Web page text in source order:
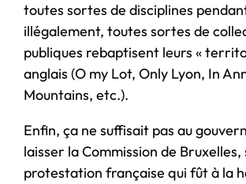
toutes sortes de disciplines
illégalement, toutes sortes de
publiques rebaptisent leurs «
anglais (O my Lot, Only Lyon, In
Mountains, etc.).
Enfin, ça ne suffisait pas au
laisser la Commission de Bruxelles,
protestation française qui fût à la